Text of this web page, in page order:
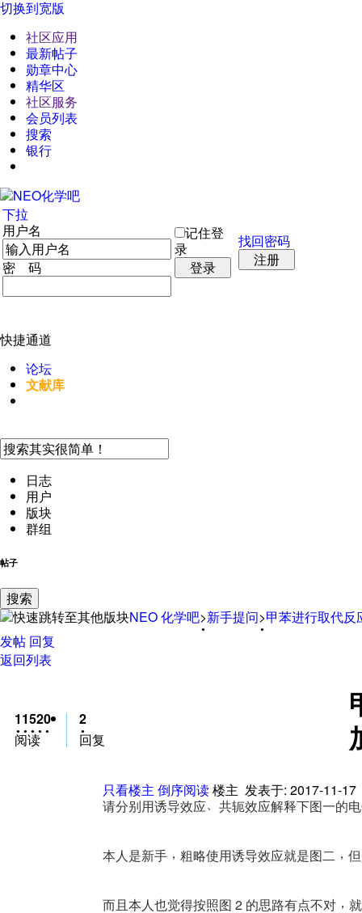
切换到宽版
社区应用
最新帖子
勋章中心
精华区
社区服务
会员列表
搜索
银行
下拉
用户名
密 码
记住登
录
登录
找回密码
注册
快捷通道
论坛
文献库
日志
用户
版块
群组
帖子
搜索
NEO化学吧>新手提问>甲苯进行取代反
发帖 回复
返回列表
11520
阅读
2
回复
只看楼主 倒序阅读楼主 发表于: 2017-11-17
请分别用诱导效应、 共轭效应解释下图一的
本人是新手 ， 粗略使用诱导效应就是图二 ，
而且本人也觉得按照图 2 的思路有点不对 ，